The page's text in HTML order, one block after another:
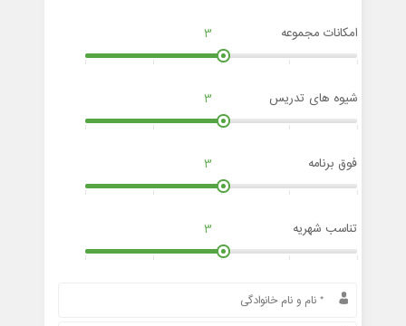
امکانات مجموعه 3
شیوه های تدریس 3
فوق برنامه 3
تناسب شهریه 3